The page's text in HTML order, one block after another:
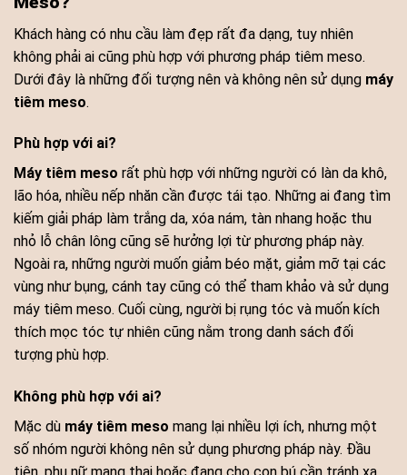
Khách hàng có nhu cầu làm đẹp rất đa dạng, tuy nhiên
không phải ai cũng phù hợp với phương pháp tiêm meso.
Dưới đây là những đối tượng nên và không nên sử dụng máy
tiêm meso.
Phù hợp với ai?
Máy tiêm meso rất phù hợp với những người có làn da khô,
lão hóa, nhiều nếp nhăn cần được tái tạo. Những ai đang tìm
kiếm giải pháp làm trắng da, xóa nám, tàn nhang hoặc thu
nhỏ lỗ chân lông cũng sẽ hưởng lợi từ phương pháp này.
Ngoài ra, những người muốn giảm béo mặt, giảm mỡ tại các
vùng như bụng, cánh tay cũng có thể tham khảo và sử dụng
máy tiêm meso. Cuối cùng, người bị rụng tóc và muốn kích
thích mọc tóc tự nhiên cũng nằm trong danh sách đối
tượng phù hợp.
Không phù hợp với ai?
Mặc dù máy tiêm meso mang lại nhiều lợi ích, nhưng một
số nhóm người không nên sử dụng phương pháp này. Đầu